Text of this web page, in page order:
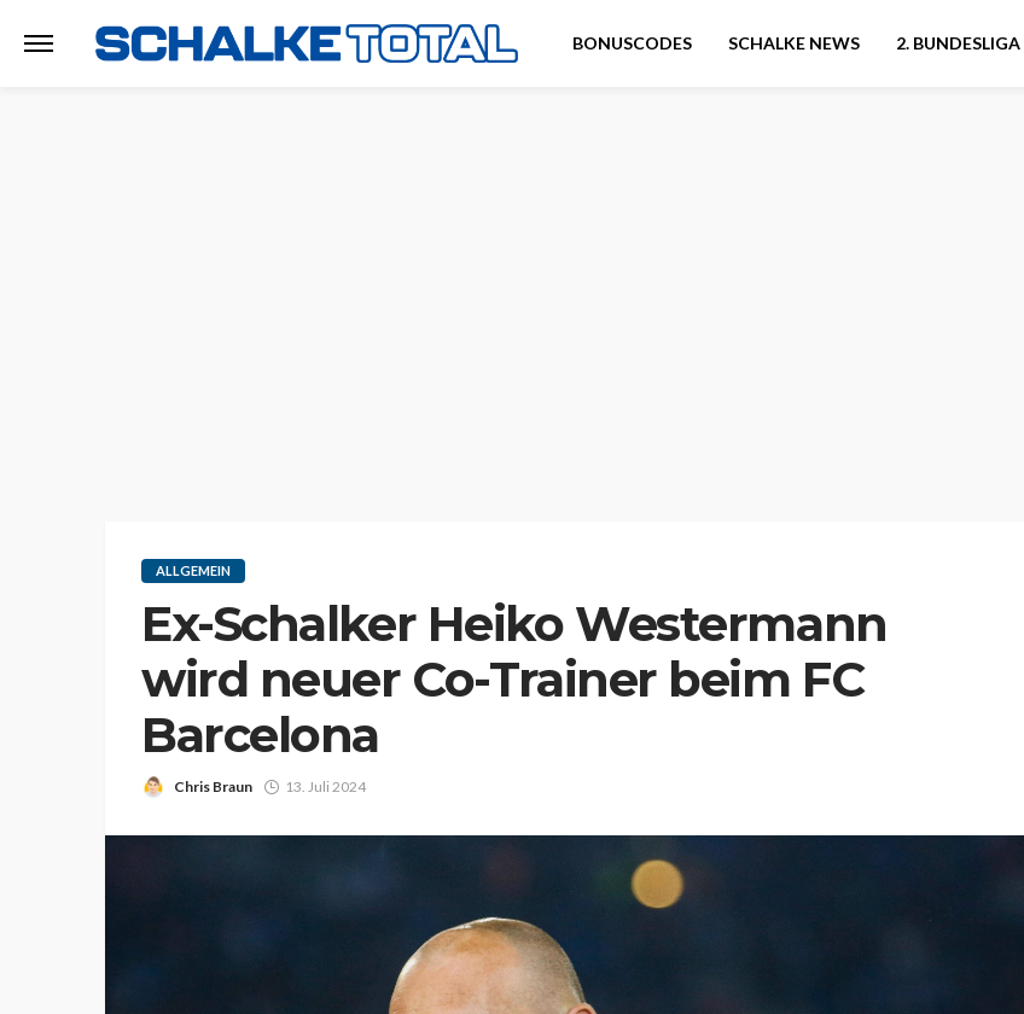
BONUSCODES SCHALKE NEWS 2. BUNDESLIGA
ALLGEMEIN
Ex-Schalker Heiko Westermann
wird neuer Co-Trainer beim FC
Barcelona
Chris Braun 13. Juli 2024